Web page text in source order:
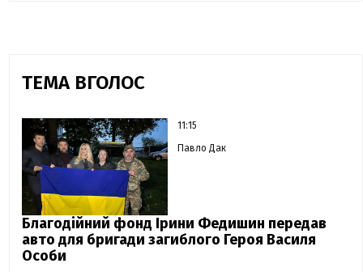
ТЕМА ВГОЛОС
11:15
Павло Дак
Благодійний фонд Ірини Федишин передав
авто для бригади загиблого Героя Василя
Особи